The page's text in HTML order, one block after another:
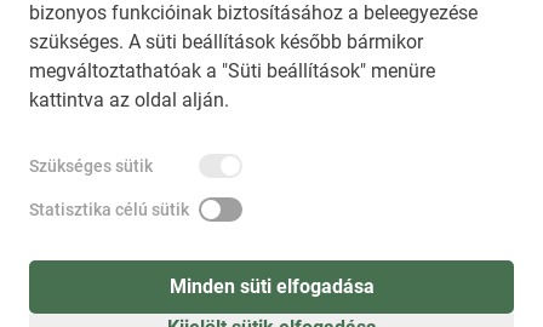
bizonyos funkcióinak biztosításához a beleegyezése
szükséges. A süti beállítások később bármikor
megváltoztathatóak a "Süti beállítások" menüre
kattintva az oldal alján.
Szükséges sütik
Statisztika célú sütik
Minden süti elfogadása
HIRADO.HU MEDIAKLIKK.HU
M4SPORT.HU NEMZETISPORT.HU
NEMZETI KÖZLEMÉNYTÁR MEGRENDELÉS
AKADÁLYMENTESÍTÉSI NYILATKOZAT
SÚGÓ